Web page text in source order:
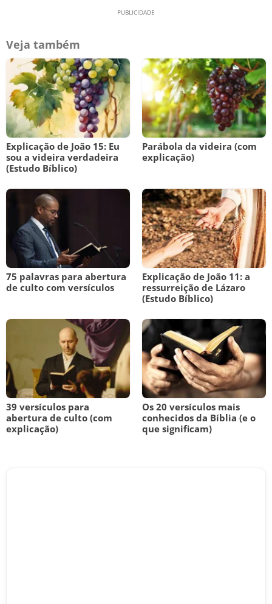
Veja também
Explicação de João 15: Eu
sou a videira verdadeira
(Estudo Bíblico)
Parábola da videira (com
explicação)
75 palavras para abertura
de culto com versículos
Explicação de João 11: a
ressurreição de Lázaro
(Estudo Bíblico)
39 versículos para
abertura de culto (com
explicação)
Os 20 versículos mais
conhecidos da Bíblia (e o
que significam)